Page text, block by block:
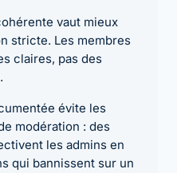
vaut mieux
stricte. Les membres
claires, pas des
évite les
modération : des
les admins en
qui bannissent sur un